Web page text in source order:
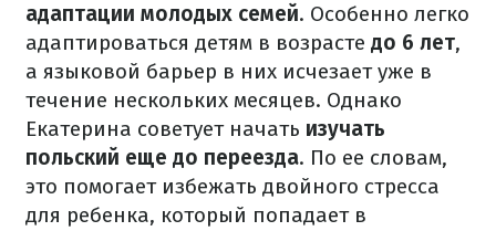
адаптации молодых семей. Особенно легко
адаптироваться детям в возрасте до 6 лет,
а языковой барьер в них исчезает уже в
течение нескольких месяцев. Однако
Екатерина советует начать изучать
польский еще до переезда. По ее словам,
это помогает избежать двойного стресса
для ребенка, который попадает в